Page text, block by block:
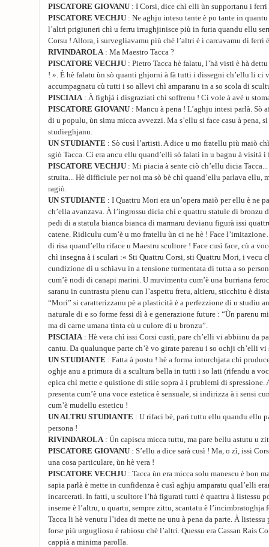
PISCATORE GIOVANU : I Corsi, dice chì elli ùn supportanu i ferri
PISCATORE VECHJU : Ne aghju intesu tante è po tante in
l’altri prigiuneri chì u ferru irrughjinisce più in furia quandu ellu
Corsu ! Allora, i survegliavamu più chè l’altri è i carcavamu di ferri
RIVINDAROLA : Ma Maestro Tacca ?
PISCATORE VECHJU : Pietro Tacca hè falatu, l’hà visti è hà
! ». È hè falatu ùn sò quanti ghjorni à fà tutti i dissegni ch’ellu li ci
accumpagnatu cù tutti i so allevi chì amparanu in a so scola di
PISCIAIA : À fighjà i disgraziati chì soffrenu ! Ci vole à avè u
PISCATORE GIOVANU : Mancu à pena ! L’aghju intesi parlà. Sò
di u populu, ùn simu micca avvezzi. Ma s’ellu si face casu à pena,
studieghjanu.
UN STUDIANTE : Sò cusì l’artisti. A dice u mo fratellu più maiò
sgiò Tacca. Ci era ancu ellu quand’elli sò falati in u bagnu à visità i
PISCATORE VECHJU : Mi piacia à sente ciò ch’ellu dicia
struita... Hè difficiule per noi ma sò bè chì quand’ellu parlava ellu,
ragiò.
UN STUDIANTE : I Quattru Mori era un’opera maiò per ellu è ne
ch’ella avanzava. À l’ingrossu dicia chì e quattru statule di bronzu
pedi di a statula bianca bianca di marmaru devianu figurà issi
catene. Ridiculu cum’è u mo fratellu ùn ci ne hè ! Face
di risa quand’ellu riface u Maestru scultore ! Face cusì face, cù a
chì insegna à i sculari :« Sti Quattru Corsi, sti Quattru Mori, i vecu
cundizione di u schiavu in a tensione turmentata di tutta a so
cum’è nodi di canapi marini. U muvimentu cum’è una burriana
saranu in cuntrastu pienu cun l’aspettu fretu, altieru, sticchitu è
“Mori” si caratterizzanu pè a plasticità è a perfezzione di u studiu
naturale di e so forme fessi dì à e generazione future : “Ùn parenu
ma di carne umana tinta cù u culore di u bronzu”.
PISCIAIA : Hè vera chì issi Corsi custì, pare ch’elli vi abbiinu da
cantu. Da qualunque parte ch’è vo girate parenu i so ochji ch’elli
UN STUDIANTE : Fatta à postu ! hè a forma inturchjata chì
oghje anu a primura di a scultura bella in tutti i so lati (rifendu a
epica chì mette e quistione di stile sopra à i prublemi di spressione.
presenta cum’è una voce estetica è sensuale, si indirizza à i sensi
cum’è mudellu esteticu !
UN ALTRU STUDIANTE : U rifaci bè, pari tuttu ellu quandu ellu
persona !
RIVINDAROLA : Ùn capiscu micca tuttu, ma pare bellu astutu u
PISCATORE GIOVANU : S’ellu a dice sarà cusì ! Ma, o zì, issi
una cosa particulare, ùn hè vera !
PISCATORE VECHJU : Tacca ùn era micca solu manescu è bon
sapia parlà è mette in cunfidenza è cusì aghju amparatu qual’elli
incarcerati. In fatti, u scultore l’hà figurati tutti è quattru à listessu
inseme è l’altru, u quartu, sempre zittu, scantatu è l’incimbratoghja
Tacca li hè venutu l’idea di mette ne unu à pena da parte. À listessu
forse più urgugliosu è rabiosu chè l’altri. Quessu era Cassan Rais
cappià a minima parolla.